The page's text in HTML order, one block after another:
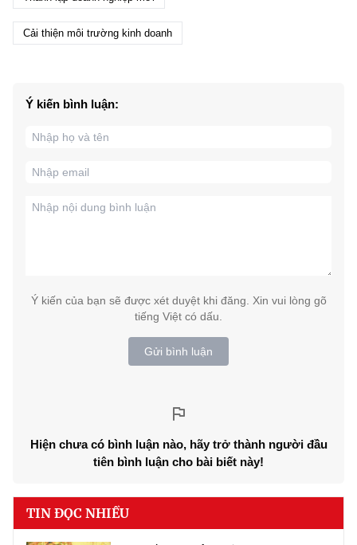
Cải thiện môi trường kinh doanh
Ý kiến bình luận:
Ý kiến của bạn sẽ được xét duyệt khi đăng. Xin vui lòng gõ
tiếng Việt có dấu.
Gửi bình luận
Hiện chưa có bình luận nào, hãy trở thành người đầu
tiên bình luận cho bài biết này!
TIN ĐỌC NHIỀU